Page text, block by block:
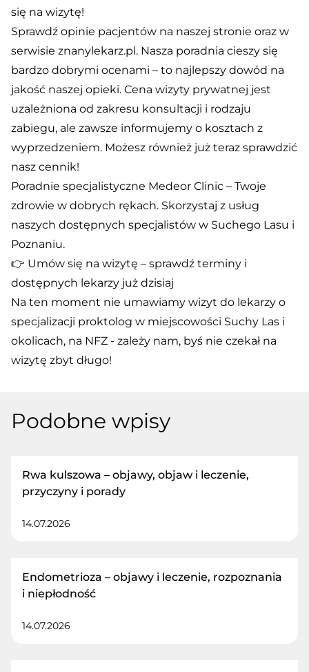
się na wizytę!
Sprawdź opinie pacjentów na naszej stronie oraz w
serwisie znanylekarz.pl. Nasza poradnia cieszy się
bardzo dobrymi ocenami – to najlepszy dowód na
jakość naszej opieki. Cena wizyty prywatnej jest
uzależniona od zakresu konsultacji i rodzaju
zabiegu, ale zawsze informujemy o kosztach z
wyprzedzeniem. Możesz również już teraz sprawdzić
nasz cennik!
Poradnie specjalistyczne Medeor Clinic – Twoje
zdrowie w dobrych rękach. Skorzystaj z usług
naszych dostępnych specjalistów w Suchego Lasu i
Poznaniu.
👉 Umów się na wizytę – sprawdź terminy i
dostępnych lekarzy już dzisiaj
Na ten moment nie umawiamy wizyt do lekarzy o
specjalizacji proktolog w miejscowości Suchy Las i
okolicach, na NFZ - zależy nam, byś nie czekał na
wizytę zbyt długo!
Podobne wpisy
Rwa kulszowa – objawy, objaw i leczenie,
przyczyny i porady
14.07.2026
Endometrioza – objawy i leczenie, rozpoznania
i niepłodność
14.07.2026